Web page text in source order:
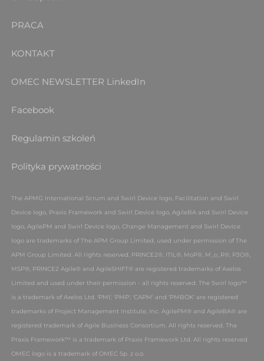
PRACA
KONTAKT
OMEC NEWSLETTER LinkedIn
Facebook
Regulamin szkoleń
Polityka prywatności
The APMG International Scrum and Swirl Device logo, Facilitation and Swirl
Device logo, Praxis Framework and Swirl Device logo, AgileBA and Swirl Device
logo, AgilePM and Swirl Device logo, Change Management and Swirl Device
logo are trademarks of The APM Group Limited, used under permission of The
APM Group Limited. All rights reserved. PRINCE2®, ITIL®, MoP®, M_o_R®, P3O®,
MSP®, PRINCE2 Agile® and AgileSHIFT® are registered trademarks of Axelos
Limited and used under their permission - all rights reserved. The Swirl logo™
is a trademark of Axelos Ltd. 'PMI', 'PMP', 'CAPM' and 'PMBOK' are registered
trademarks of Project Management Institute, Inc. AgilePM® and AgileBA® are
registered trademark of Agile Business Consortium. All rights reserved. The
Praxis Framework™ is a trademark of Praxis Framework Ltd. All rights reserved.
OMEC logo is a trademark of OMEC Sp. z o.o.